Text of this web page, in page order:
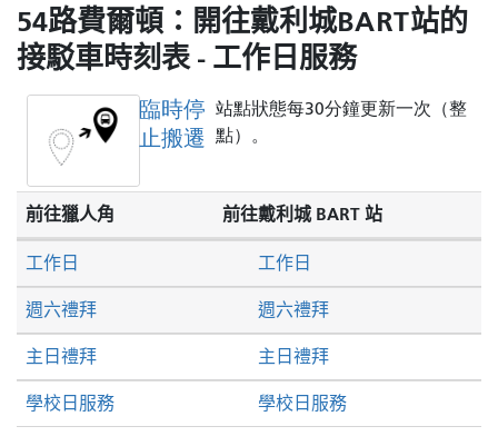
式
54路費爾頓：開往戴利城BART站的
接駁車時刻表 - 工作日服務
臨時停
止搬遷
站點狀態每30分鐘更新一次（整
點）。
前往獵人角 前往戴利城 BART 站
週六禮拜 週六禮拜
主日禮拜 主日禮拜
工作日 工作日
學校日服務 學校日服務